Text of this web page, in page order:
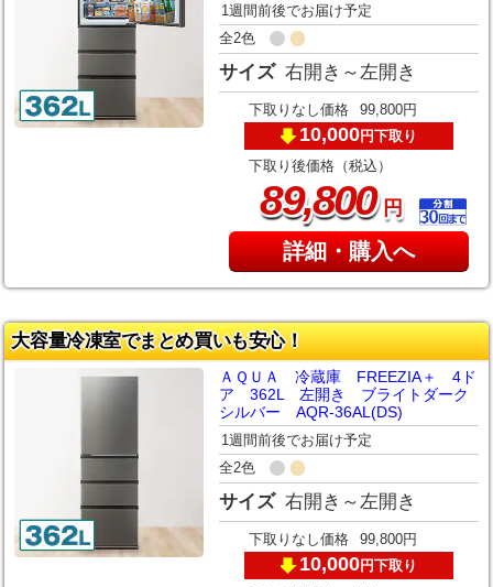
1週間前後でお届け予定
全2色
サイズ 右開き～左開き
下取りなし価格 99,800円
10,000円下取り
下取り後価格（税込）
89,800円
詳細・購入へ
大容量冷凍室でまとめ買いも安心！
ＡＱＵＡ 冷蔵庫 FREEZIA＋ 4ド
ア 362L 左開き ブライトダーク
シルバー AQR-36AL(DS)
1週間前後でお届け予定
全2色
サイズ 右開き～左開き
下取りなし価格 99,800円
10,000円下取り